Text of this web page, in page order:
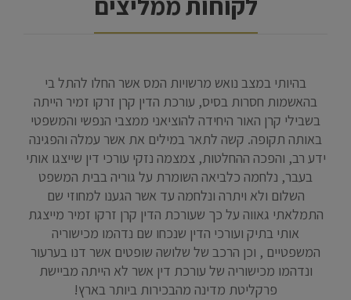
בהיותי במצב נואש מרשויות המס אשר החלו להתל בי
בהאשמות חסרות בסיס, עורכת הדין קרן זרקו זמיר הייתה
בשבילי קרן האור היחידה להוציאני ממצבי הנפשי והמשפטי
באותה תקופה. קשה לתאר במילים את אשר עמלה והפגינה
ידע רב, והפכה ההחלטות, צמצמה נזקי עורכי דין שייצגו אותי
בעבר, נלחמה כלביאה השומרת על גוריה בבית המשפט
השלום ולא ויתרה ונלחמה עד אשר הגענו למחוזי שם
התמלאתי גאווה על כך שעורכת הדין קרן זרקו זמיר מייצגת
אותי בתיק ועורכי הדין שנכחו שם נדהמו מכישוריה
המשפטיים , וכן הרכב של שלושה שופטים אשר דנו בערעור
ונדהמו מכישוריה של עורכת דין אשר לא הייתה מביישת
פרקליטת מדינה מהבכירות ביותר בארץ!